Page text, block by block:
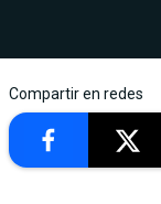
Compartir en redes